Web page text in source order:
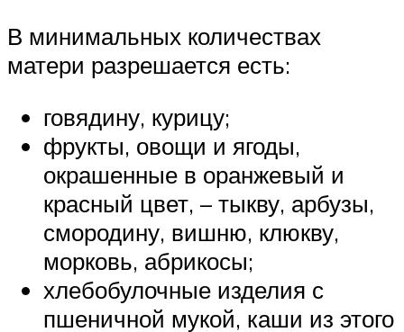
В минимальных количествах
матери разрешается есть:
говядину, курицу;
фрукты, овощи и ягоды,
окрашенные в оранжевый и
красный цвет, – тыкву, арбузы,
смородину, вишню, клюкву,
морковь, абрикосы;
хлебобулочные изделия с
пшеничной мукой, каши из этого